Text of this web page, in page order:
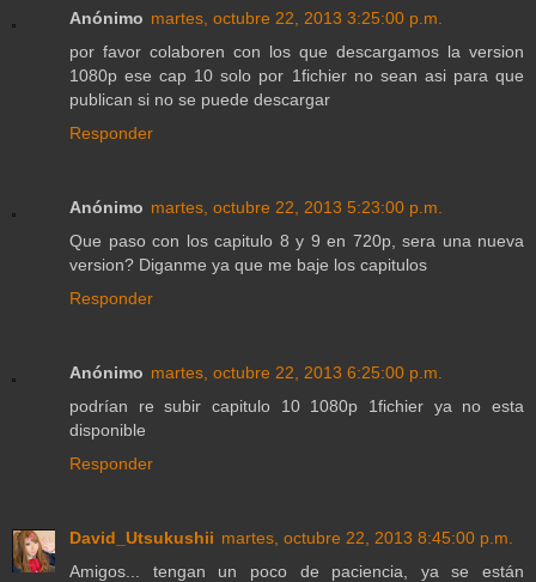
Anónimo martes, octubre 22, 2013 3:25:00 p.m.
por favor colaboren con los que descargamos la version
1080p ese cap 10 solo por 1fichier no sean asi para que
publican si no se puede descargar
Responder
Anónimo martes, octubre 22, 2013 5:23:00 p.m.
Que paso con los capitulo 8 y 9 en 720p, sera una nueva
version? Diganme ya que me baje los capitulos
Responder
Anónimo martes, octubre 22, 2013 6:25:00 p.m.
podrían re subir capitulo 10 1080p 1fichier ya no esta
disponible
Responder
David_Utsukushii martes, octubre 22, 2013 8:45:00 p.m.
Amigos... tengan un poco de paciencia, ya se están